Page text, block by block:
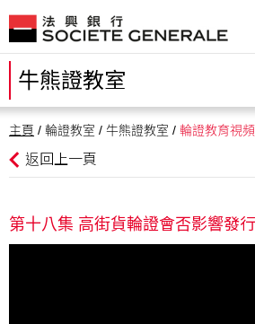
牛熊證教室
主頁 / 輪證教室 / 牛熊證教室 / 輪證教育視頻
返回上一頁
第十八集 高街貨輪證會否影響發